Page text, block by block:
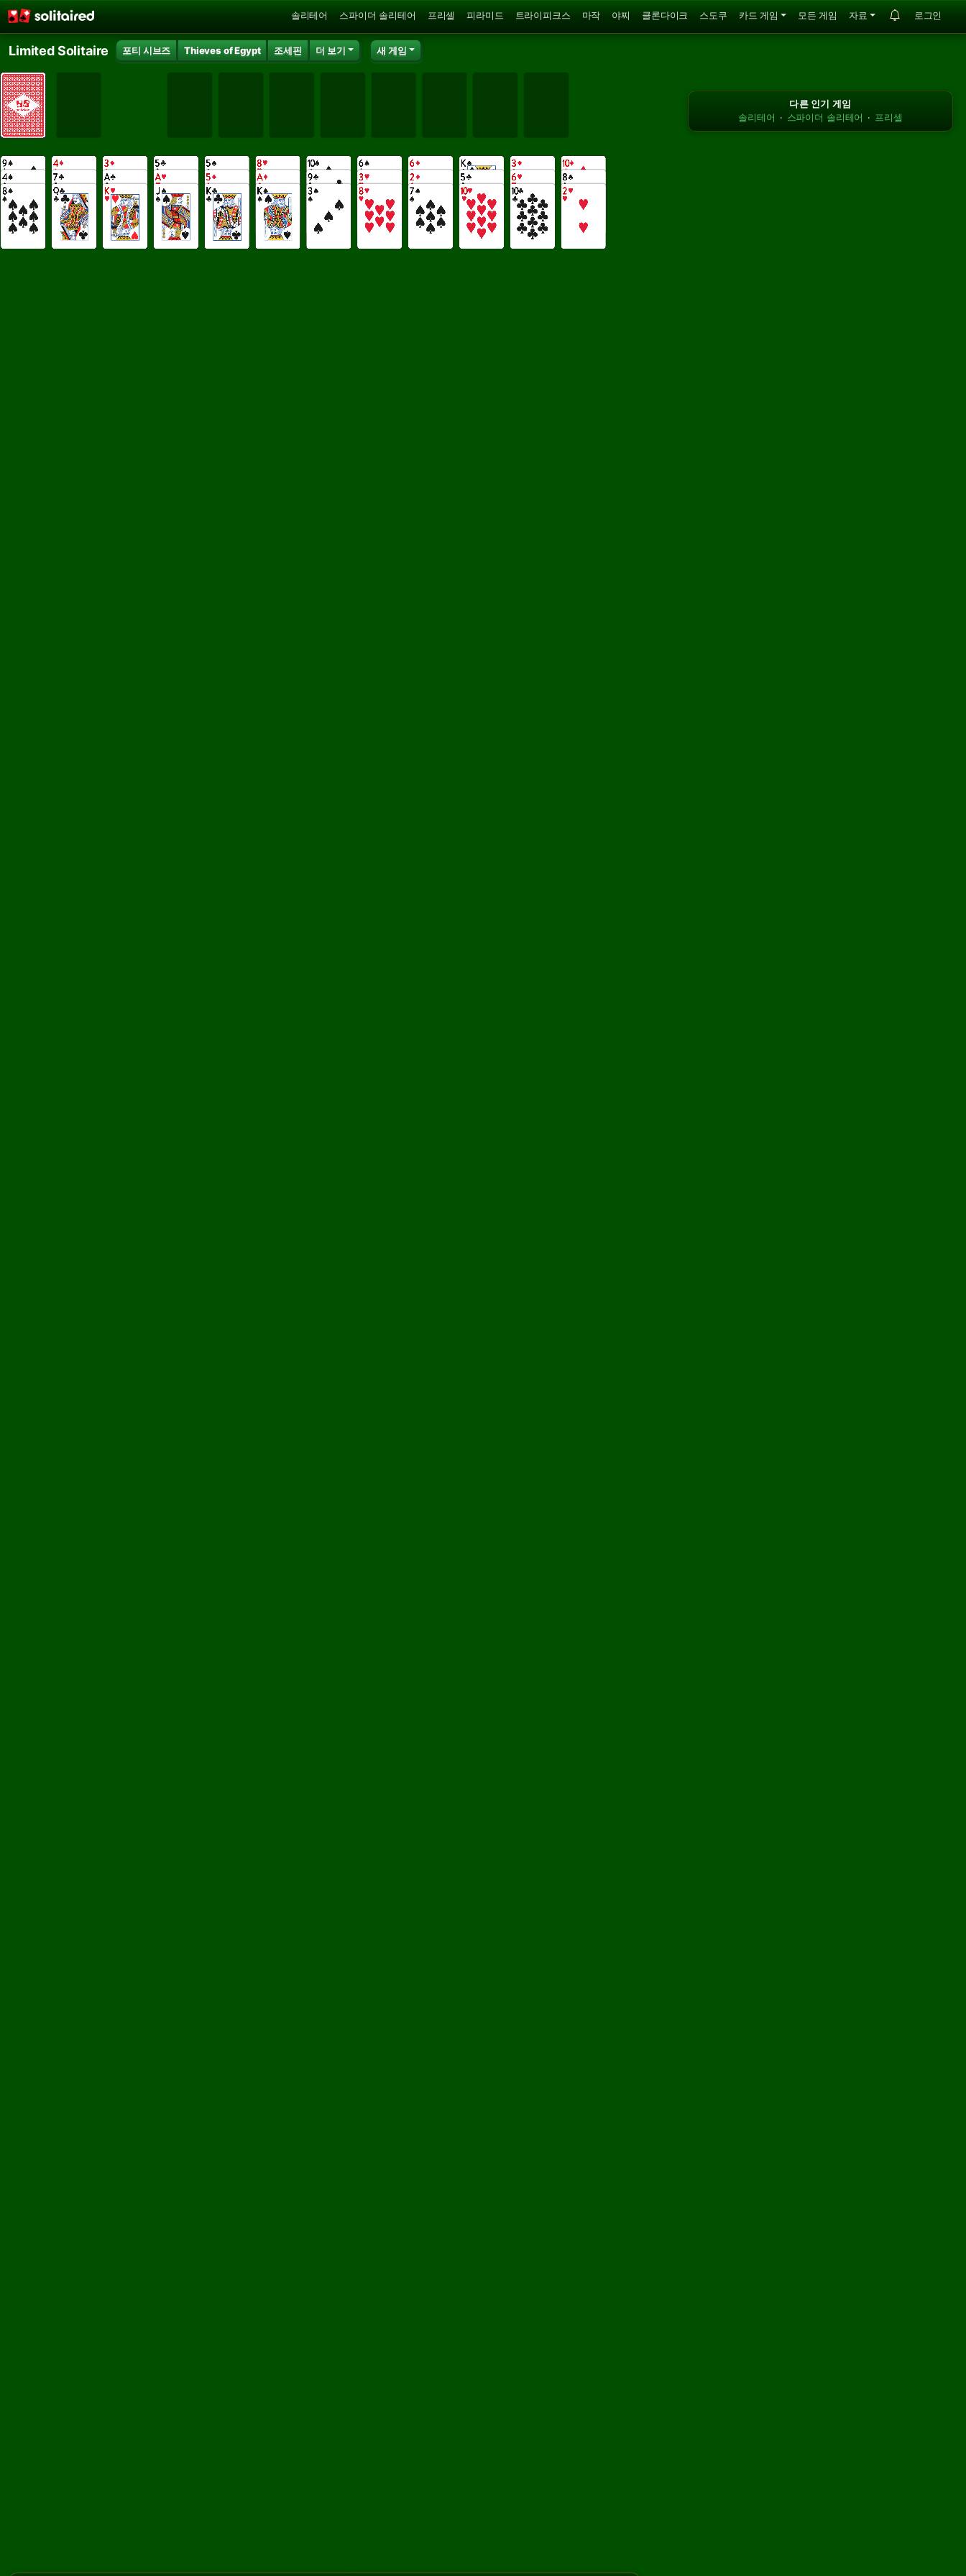
솔리테어 스파이더 솔리테어 프리셀 피라미드 트라이피크스 마작 야찌 클론다이크 스도쿠 카드 게임 모든 게임 자료 로그인
Limited Solitaire 포티 시브즈 Thieves of Egypt 조세핀 더 보기 새 게임
다른 인기 게임
솔리테어 · 스파이더 솔리테어 · 프리셀